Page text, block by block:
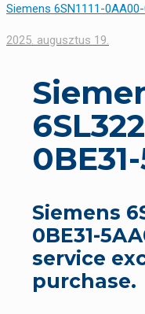
Siemens 6SN1111-
2025. augusztus 19.
Siemens
0BE31-
service
purchase.